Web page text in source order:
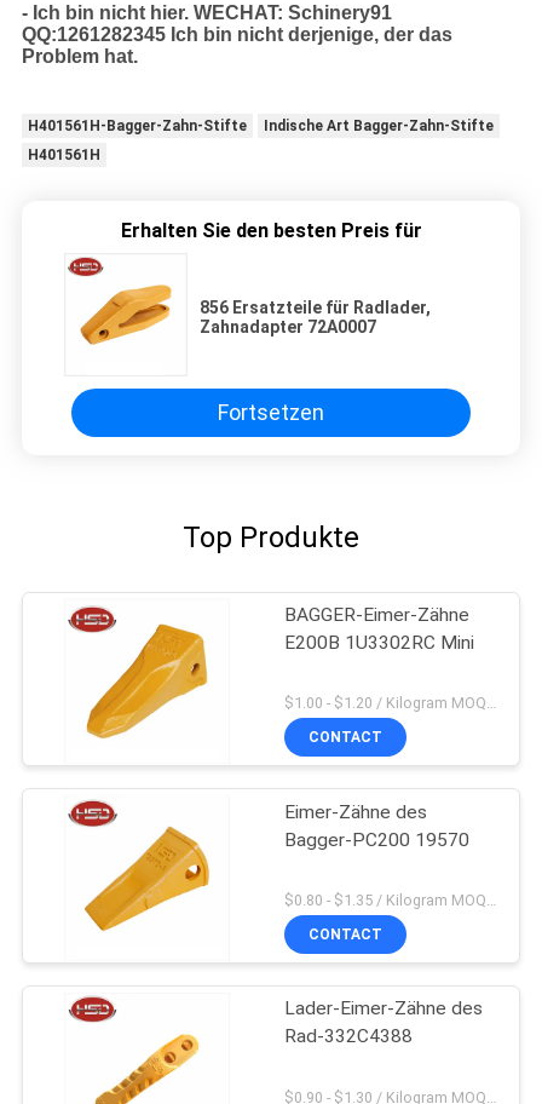
- Ich bin nicht hier. WECHAT: Schinery91
QQ:1261282345 Ich bin nicht derjenige, der das
Problem hat.
H401561H-Bagger-Zahn-Stifte
Indische Art Bagger-Zahn-Stifte
H401561H
Erhalten Sie den besten Preis für
856 Ersatzteile für Radlader,
Zahnadapter 72A0007
Fortsetzen
Top Produkte
BAGGER-Eimer-Zähne
E200B 1U3302RC Mini
$1.00 - $1.20 / Kilogram MOQ:100 Kilogramm/Kilogramm
CONTACT
Eimer-Zähne des
Bagger-PC200 19570
$0.80 - $1.35 / Kilogram MOQ:100 Kilogramm/Kilogramm
CONTACT
Lader-Eimer-Zähne des
Rad-332C4388